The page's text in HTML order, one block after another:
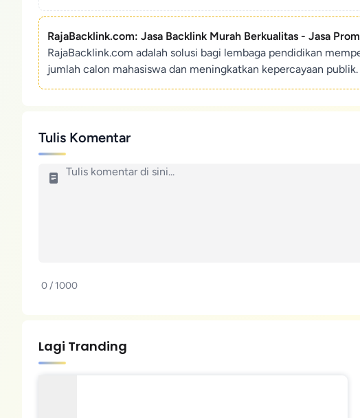
RajaBacklink.com: Jasa Backlink Murah Berkualitas - Jasa
RajaBacklink.com adalah solusi bagi lembaga pendidikan
jumlah calon mahasiswa dan meningkatkan kepercayaan publik.
Tulis Komentar
0 / 1000
Lagi Tranding